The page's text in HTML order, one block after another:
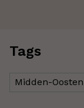
Tags
Midden-Oosten